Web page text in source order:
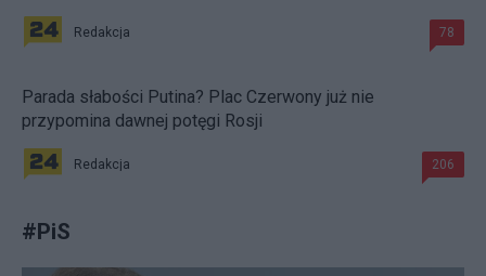
Redakcja 78
Parada słabości Putina? Plac Czerwony już nie
przypomina dawnej potęgi Rosji
Redakcja 206
#PiS